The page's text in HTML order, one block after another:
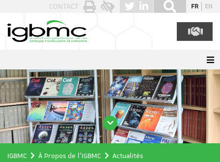
CONTACT FR EN
IGBMC À Propos de l'IGBMC
Actualités
Panneau de gestion des cookies